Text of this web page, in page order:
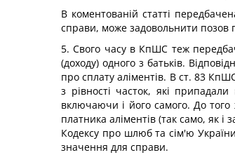
В коментованій статті
справи, може задовольнити позов
5. Свого часу в КпШС теж
(доходу) одного з батьків.
про сплату аліментів. В ст. 83
з рівності часток, які
включаючи і його самого. До
платника аліментів (так само, як
Кодексу про шлюб та сім'ю
значення для справи.